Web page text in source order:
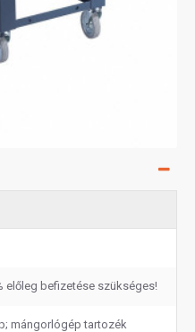
előleg befizetése szükséges!
mángorlógép tartozék